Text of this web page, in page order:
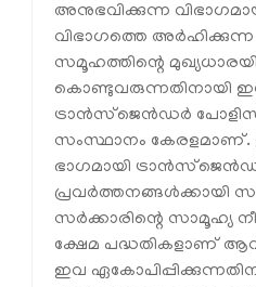
അനുഭവിക്കുന്ന
വിഭാഗത്തെ അര്‍ഹിക്കുന്ന
സമൂഹത്തിന്റെ
കൊണ്ടുവരുന്നതിനായി
ട്രാന്‍സ്‌ജെന്‍ഡര്‍ പോളിസി
സംസ്ഥാനം
ഭാഗമായി
പ്രവര്‍ത്തനങ്ങള്‍ക്കായി
സര്‍ക്കാരിന്റെ സാമൂഹ്യ
ക്ഷേമ പദ്ധതികളാണ്
ഇവ